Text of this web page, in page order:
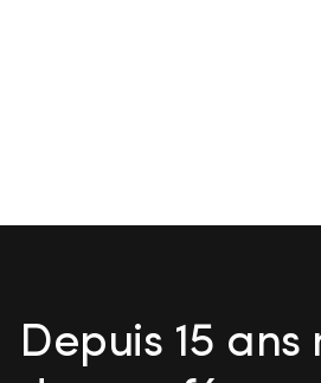
Depuis 15